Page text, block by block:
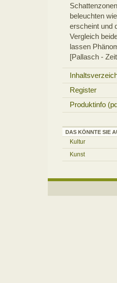
beleuchten
erscheint und
Vergleich
lassen
[Pallasch -
Register
Produktinfo
DAS KÖNNTE SIE
Kultur
Kunst